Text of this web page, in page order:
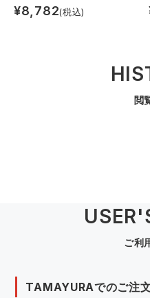
¥8,782(税込)
閲
ご利
TAMAYURAでのご注